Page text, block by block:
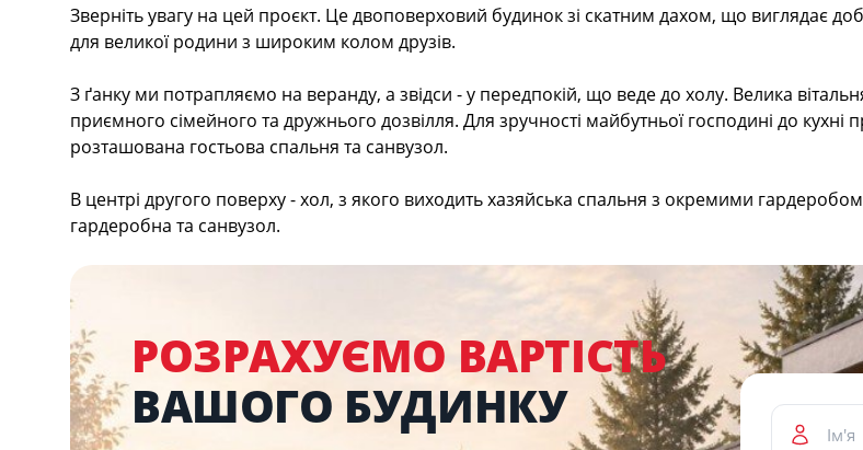
Description
Зверніть увагу на цей проєкт. Це двоповерховий будинок зі скатним дахом, що виглядає
для великої родини з широким колом друзів.
З ґанку ми потрапляємо на веранду, а звідси - у передпокій, що веде до холу. Велика
приємного сімейного та дружнього дозвілля. Для зручності майбутньої господині до
розташована гостьова спальня та санвузол.
В центрі другого поверху - хол, з якого виходить хазяйська спальня з окремими гардеробом
гардеробна та санвузол.
РОЗРАХУЄМО ВАРТІСТЬ
ВАШОГО БУДИНКУ